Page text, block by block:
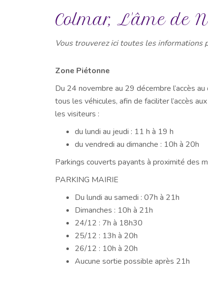
Colmar, L'âme de
Vous trouverez ici toutes les informations
Zone Piétonne
Du 24 novembre au 29 décembre l’accès
tous les véhicules, afin de faciliter l’accès
les visiteurs :
du lundi au jeudi : 11 h à 19 h
du vendredi au dimanche : 10h à 20h
Parkings couverts payants à proximité des
PARKING MAIRIE
Du lundi au samedi : 07h à 21h
Dimanches : 10h à 21h
24/12 : 7h à 18h30
25/12 : 13h à 20h
26/12 : 10h à 20h
Aucune sortie possible après 21h